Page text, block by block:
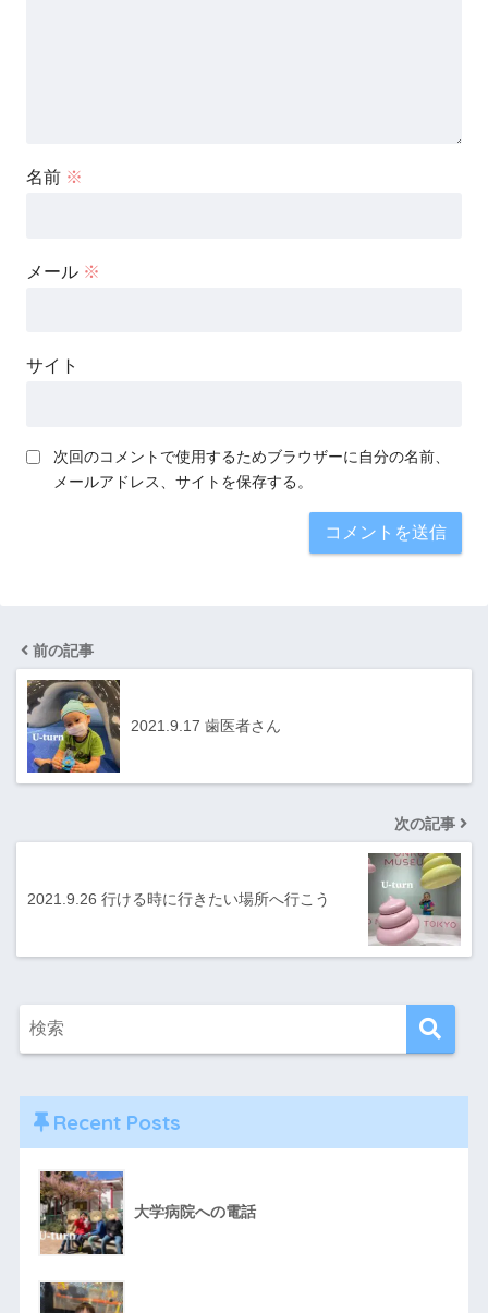
名前 ※
メール ※
サイト
次回のコメントで使用するためブラウザーに自分の名前、
メールアドレス、サイトを保存する。
前の記事
2021.9.17 歯医者さん
次の記事
2021.9.26 行ける時に行きたい場所へ行こう
Recent Posts
大学病院への電話